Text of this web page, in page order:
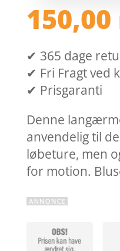
150,00
✔ 365 dage
✔ Fri Fragt ved
✔ Prisgaranti
Denne
anvendelig til
løbeture, men
for motion.